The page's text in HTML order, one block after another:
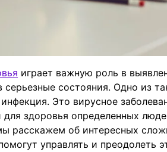
играет важную роль в
состояния. Одно из
Это вирусное
для здоровья определенных
расскажем об интересных
управлять и преодолеть